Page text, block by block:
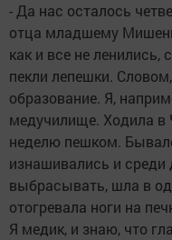
- Да нас осталось
отца младшему
как и все не ленились,
пекли лепешки.
образование. Я,
медучилище. Ходила в
неделю пешком.
изнашивались и среди
выбрасывать, шла в
отогревала ноги на
Я медик, и знаю, что